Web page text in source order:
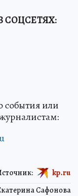
СОЦСЕТЯХ:
события или
Сафонова
kp.ru